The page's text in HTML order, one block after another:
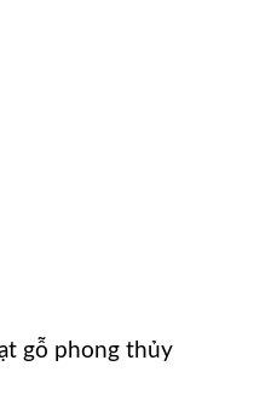
gỗ phong thủy